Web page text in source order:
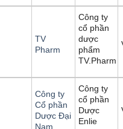
TV
Pharm
Công ty
cổ phần
dược
phẩm
TV.Pharm
Công ty
Cổ phần
Dược Đại
Nam
Công ty
cổ phần
Dược
Enlie